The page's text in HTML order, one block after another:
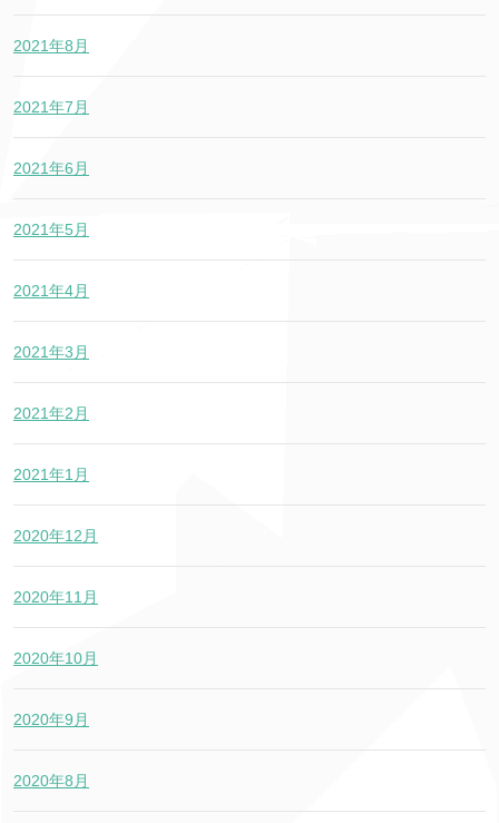
2021年8月
2021年7月
2021年6月
2021年5月
2021年4月
2021年3月
2021年2月
2021年1月
2020年12月
2020年11月
2020年10月
2020年9月
2020年8月